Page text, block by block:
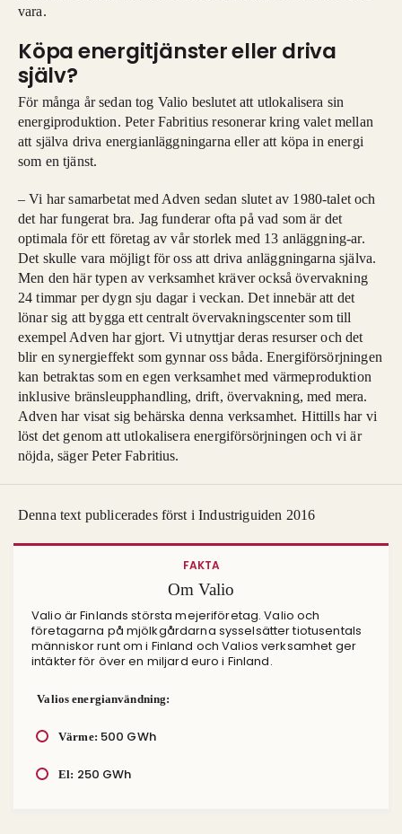
vara.
Köpa energitjänster eller driva
själv?
För många år sedan tog Valio beslutet att utlokalisera sin
energiproduktion. Peter Fabritius resonerar kring valet mellan
att själva driva energianläggningarna eller att köpa in energi
som en tjänst.
– Vi har samarbetat med Adven sedan slutet av 1980-talet och
det har fungerat bra. Jag funderar ofta på vad som är det
optimala för ett företag av vår storlek med 13 anläggning-ar.
Det skulle vara möjligt för oss att driva anläggningarna själva.
Men den här typen av verksamhet kräver också övervakning
24 timmar per dygn sju dagar i veckan. Det innebär att det
lönar sig att bygga ett centralt övervakningscenter som till
exempel Adven har gjort. Vi utnyttjar deras resurser och det
blir en synergieffekt som gynnar oss båda. Energiförsörjningen
kan betraktas som en egen verksamhet med värmeproduktion
inklusive bränsleupphandling, drift, övervakning, med mera.
Adven har visat sig behärska denna verksamhet. Hittills har vi
löst det genom att utlokalisera energiförsörjningen och vi är
nöjda, säger Peter Fabritius.
Denna text publicerades först i Industriguiden 2016
FAKTA
Om Valio
Valio är Finlands största mejeriföretag. Valio och
företagarna på mjölkgårdarna sysselsätter tiotusentals
människor runt om i Finland och Valios verksamhet ger
intäkter för över en miljard euro i Finland.
Valios energianvändning:
Värme: 500 GWh
El: 250 GWh